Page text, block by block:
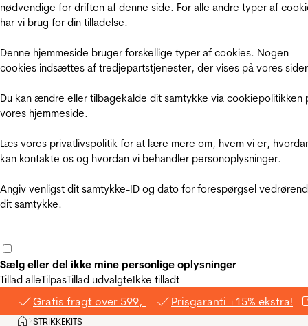
nødvendige for driften af denne side. For alle andre typer af
har vi brug for din tilladelse.
Denne hjemmeside bruger forskellige typer af cookies. Nogen
cookies indsættes af tredjepartstjenester, der vises på vores
Du kan ændre eller tilbagekalde dit samtykke via cookiepolitikken
vores hjemmeside.
Læs vores privatlivspolitik for at lære mere om, hvem vi er,
kan kontakte os og hvordan vi behandler personoplysninger.
Angiv venligst dit samtykke-ID og dato for forespørgsel
dit samtykke.
Sælg eller del ikke mine personlige oplysninger
Tillad alleTilpasTillad udvalgteIkke tilladt
Gratis fragt over 599,- Prisgaranti +15% ekstra!
Hjem
>STRIKKEKITS